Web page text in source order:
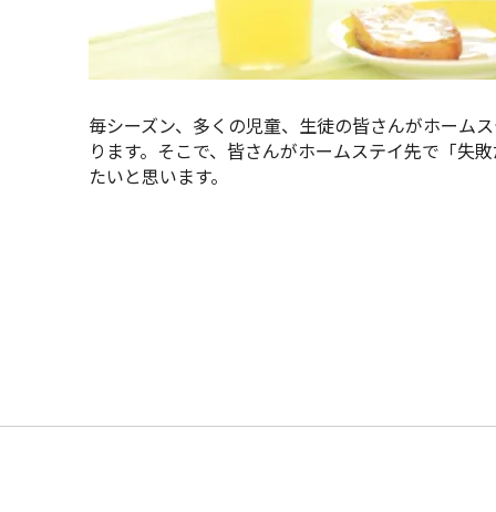
毎シーズン、多くの児童、生徒の皆さんがホーム
ります。そこで、皆さんがホームステイ先で「失
たいと思います。